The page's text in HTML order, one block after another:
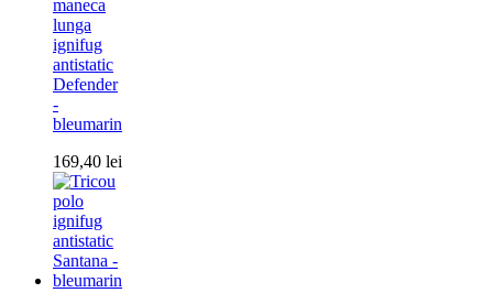
maneca
lunga
ignifug
antistatic
Defender
-
bleumarin
169,40 lei